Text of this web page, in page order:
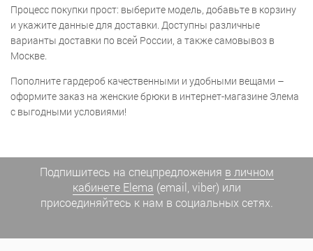
Процесс покупки прост: выберите модель, добавьте в корзину
и укажите данные для доставки. Доступны различные
варианты доставки по всей России, а также самовывоз в
Москве.
Пополните гардероб качественными и удобными вещами –
оформите заказ на женские брюки в интернет-магазине Элема
с выгодными условиями!
Подпишитесь на спецпредложения в личном
кабинете Elema (email, viber) или
присоединяйтесь к нам в социальных сетях.